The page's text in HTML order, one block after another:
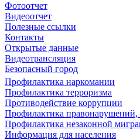
Фотоотчет
Видеоотчет
Полезные ссылки
Контакты
Открытые данные
Видеотрансляция
Безопасный город
Профилактика наркомании
Профилактика терроризма
Противодействие коррупции
Профилактика правонарушений,
Профилактика незаконной
Информация для населения